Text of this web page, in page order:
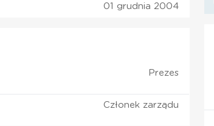
01 grudnia 2004
Prezes
Członek zarządu